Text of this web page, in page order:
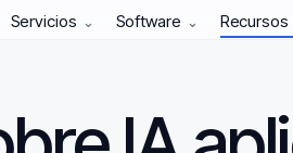
Servicios ⌄ Software ⌄ Recursos